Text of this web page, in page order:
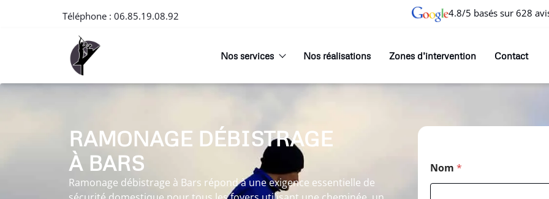
Téléphone : 06.85.19.08.92 4.8/5 basés sur 628
Nos services Nos réalisations Zones d’intervention Contact
RAMONAGE DÉBISTRAGE
À BARS
Ramonage débistrage à Bars répond à une exigence essentielle de
Nom *